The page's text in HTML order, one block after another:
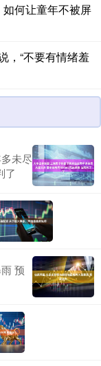
如何让童年不被屏
，“不要有情绪羞
未尽
了
预